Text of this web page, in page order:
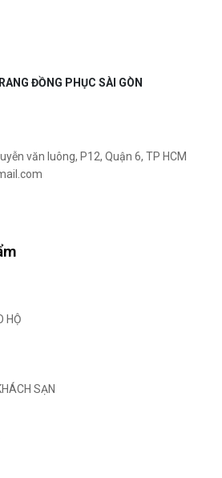
ĐỒNG PHỤC SÀI GÒN
văn luông, P12, Quận 6, TP HCM
HỘ
SẠN